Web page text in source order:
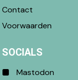
Contact
Voorwaarden
SOCIALS
Mastodon